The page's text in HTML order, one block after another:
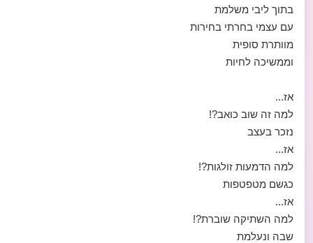
בתוך ליבי משלמת
עם עצמי בחרתי בחירות
מוותרת סופית
וממשיכה לחיות
אז...
למה זה שוב כואב?!
נזכר בעצב
אז...
למה הדמעות זולגות?!
כגשם מטפטפות
אז...
למה השתיקה שוברת?!
שבה ונעלמת